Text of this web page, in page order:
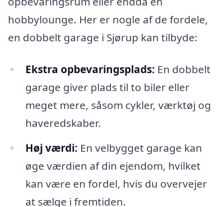
hobbylounge. Her er nogle af de fordele,
en dobbelt garage i Sjørup kan tilbyde:
Ekstra opbevaringsplads: En dobbelt
garage giver plads til to biler eller
meget mere, såsom cykler, værktøj og
haveredskaber.
Høj værdi: En velbygget garage kan
øge værdien af din ejendom, hvilket
kan være en fordel, hvis du overvejer
at sælge i fremtiden.